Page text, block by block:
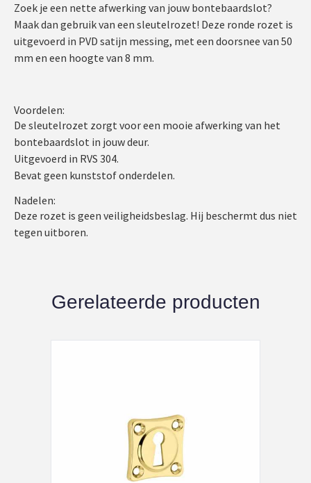
Zoek je een nette afwerking van jouw bontebaardslot?
Maak dan gebruik van een sleutelrozet! Deze ronde rozet is
uitgevoerd in PVD satijn messing, met een doorsnee van 50
mm en een hoogte van 8 mm.
Voordelen:
De sleutelrozet zorgt voor een mooie afwerking van het
bontebaardslot in jouw deur.
Uitgevoerd in RVS 304.
Bevat geen kunststof onderdelen.
Nadelen:
Deze rozet is geen veiligheidsbeslag. Hij beschermt dus niet
tegen uitboren.
Gerelateerde producten